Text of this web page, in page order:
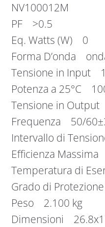
NV100012M
PF >0.5
Eq. Watts (W) 0
Forma D’onda
Tensione in Input
Potenza a 25°C
Tensione in
Frequenza 50/
Intervallo di
Efficienza
Temperatura di
Grado di
Peso 2.100 kg
Dimensioni